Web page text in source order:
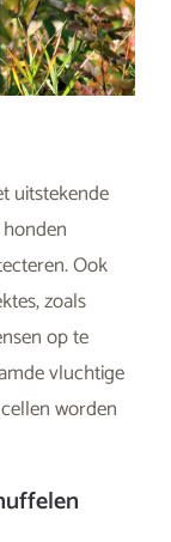
uitstekende
Ook
zoals
op te
vluchtige
worden